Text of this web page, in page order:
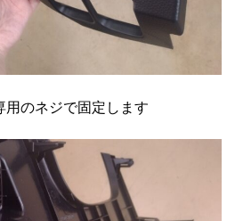
のネジで固定します